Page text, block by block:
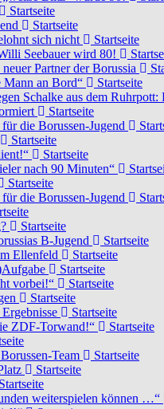
Startseite
Startseite
sich nicht
Startseite
Seebauer wird 80!
Partner der Borussia
an Bord“
Startseite
Schalke aus dem
Startseite
die Borussen-Jugend
Startseite
Startseite
nach 90 Minuten“
Startseite
die Borussen-Jugend
Startseite
B-Jugend
Startseite
Ellenfeld
Startseite
Startseite
vorbei!“
Startseite
Startseite
Startseite
ZDF-Torwand!“
Startseite
Team
Startseite
Startseite
Startseite
weiterspielen können …“